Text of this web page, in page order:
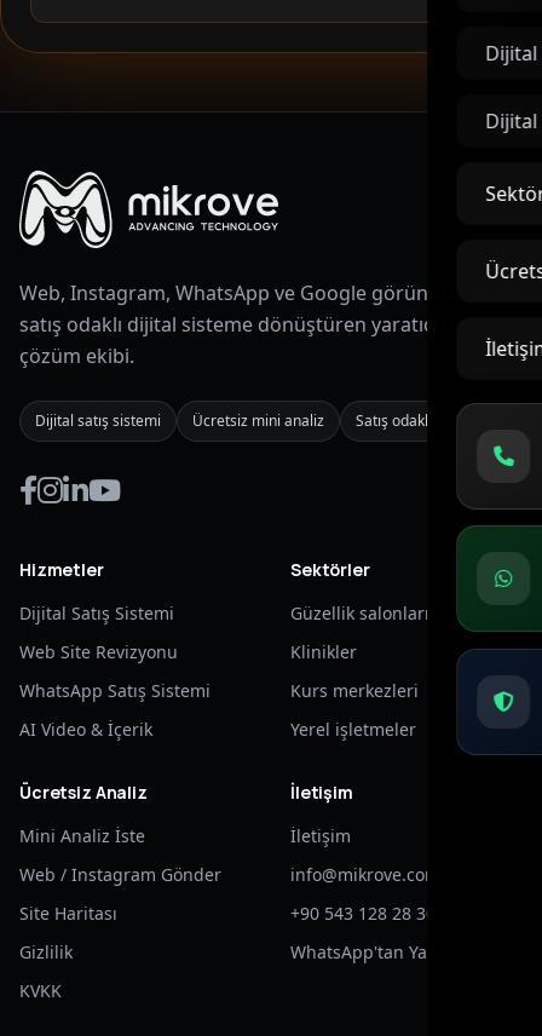
Dijital
Dijital
Web, Instagram, WhatsApp ve Google görünürlüğünü
satış odaklı dijital sisteme dönüştüren yaratıcı dijital
çözüm ekibi.
Dijital satış sistemi Ücretsiz mini analiz Satış odaklı vitrin
Hizmetler
Dijital Satış Sistemi
Web Site Revizyonu
WhatsApp Satış Sistemi
AI Video & İçerik
Sektörler
Güzellik salonları
Klinikler
Kurs merkezleri
Yerel işletmeler
Ücretsiz Analiz
Mini Analiz İste
Web / Instagram Gönder
Site Haritası
Gizlilik
KVKK
İletişim
İletişim
info@mikrove.com
+90 543 128 28 30
WhatsApp'tan Yaz